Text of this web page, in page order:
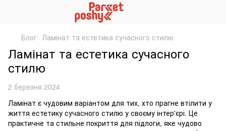
Блог Ламінат та естетика сучасного стилю
Ламінат та естетика сучасного
стилю
2 березня 2024
Ламінат є чудовим варіантом для тих, хто прагне втілити у
життя естетику сучасного стилю у своєму інтер'єрі. Це
практичне та стильне покриття для підлоги, яке чудово